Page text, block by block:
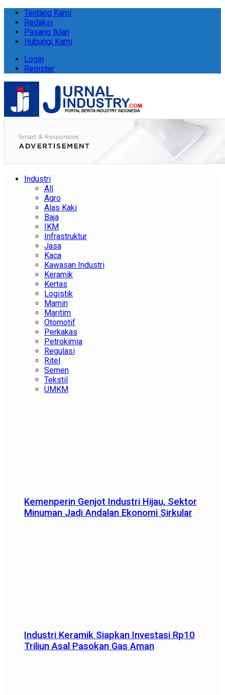
Tentang Kami
Redaksi
Pasang Iklan
Hubungi Kami
Login
Register
Industri
All
Agro
Alas Kaki
Baja
IKM
Infrastruktur
Jasa
Kaca
Kawasan Industri
Keramik
Kertas
Logistik
Mamin
Maritim
Otomotif
Perkakas
Petrokimia
Regulasi
Ritel
Semen
Tekstil
UMKM
Kemenperin Genjot Industri Hijau, Sektor
Minuman Jadi Andalan Ekonomi Sirkular
Industri Keramik Siapkan Investasi Rp10
Triliun Asal Pasokan Gas Aman